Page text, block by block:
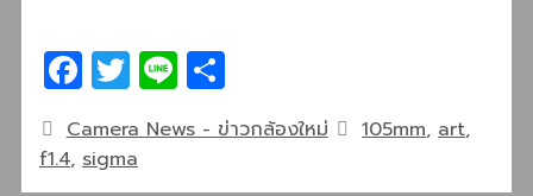
Facebook
Twitter
Line
Categories
Camera News - ข่าวกล้องใหม่ Tags
105mm, art,
f1.4, sigma